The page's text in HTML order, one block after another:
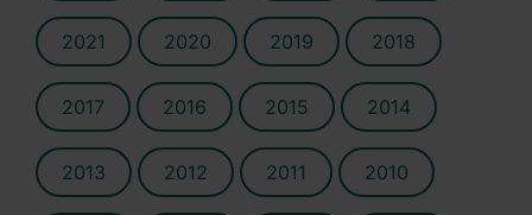
2021 2020 2019 2018
2017 2016 2015 2014
2013 2012 2011 2010